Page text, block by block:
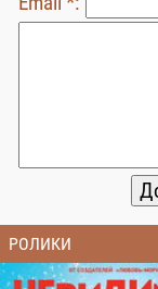
РОЛИКИ